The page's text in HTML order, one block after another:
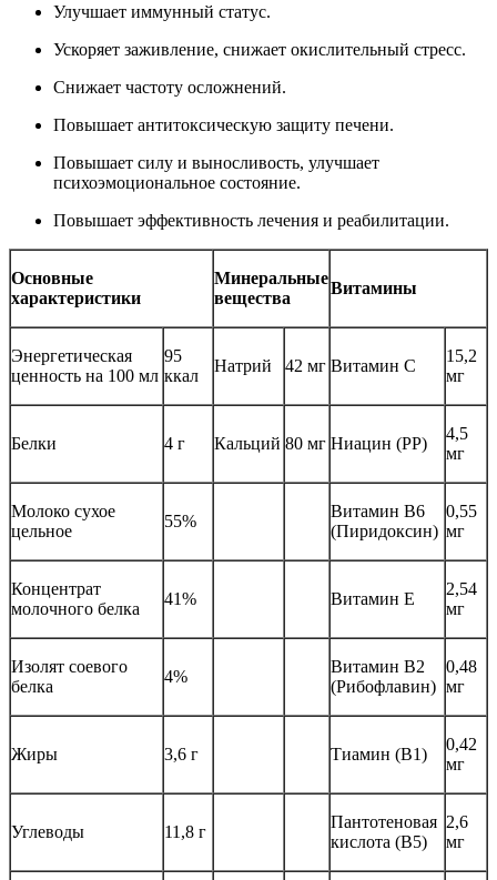
Улучшает иммунный статус.
Ускоряет заживление, снижает окислительный стресс.
Снижает частоту осложнений.
Повышает антитоксическую защиту печени.
Повышает силу и выносливость, улучшает
психоэмоциональное состояние.
Повышает эффективность лечения и реабилитации.
Основные
характеристики
Минеральные
вещества
Витамины
Энергетическая
ценность на 100 мл
95
ккал
Натрий 42 мг Витамин C
15,2
мг
Белки 4 г Кальций 80 мг Ниацин (PP)
4,5
мг
Молоко сухое
цельное
55%
Витамин B6
(Пиридоксин)
0,55
мг
Концентрат
молочного белка
41% Витамин E
2,54
мг
Изолят соевого
белка
4%
Витамин B2
(Рибофлавин)
0,48
мг
Жиры 3,6 г Тиамин (B1)
0,42
мг
Углеводы 11,8 г
Пантотеновая
кислота (B5)
2,6
мг